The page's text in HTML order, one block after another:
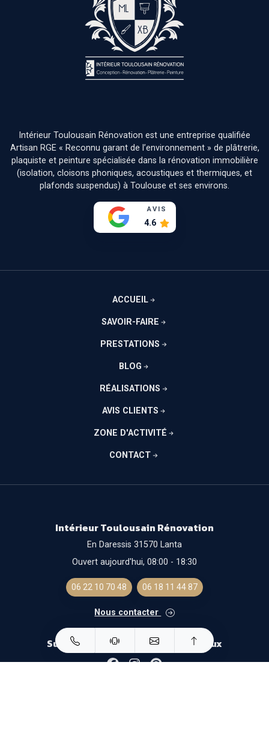
Intérieur Toulousain Rénovation est une entreprise qualifiée
Artisan RGE « Reconnu garant de l’environnement » de plâtrerie,
plaquiste et peinture spécialisée dans la rénovation immobilière
(isolation, cloisons phoniques, acoustiques et thermiques, et
plafonds suspendus) à Toulouse et ses environs.
AVIS
4.6
ACCUEIL
SAVOIR-FAIRE
PRESTATIONS
BLOG
RÉALISATIONS
AVIS CLIENTS
ZONE D'ACTIVITÉ
CONTACT
Intérieur Toulousain Rénovation
En Daressis 31570 Lanta
Ouvert aujourd'hui, 08:00 - 18:30
06 22 10 70 48 06 18 11 44 87
Nous contacter
Suivez-nous sur les réseaux sociaux
FacebookInstagramPinterest